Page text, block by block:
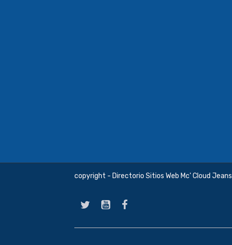
copyright - Directorio Sitios Web Mc' Cloud Jeans